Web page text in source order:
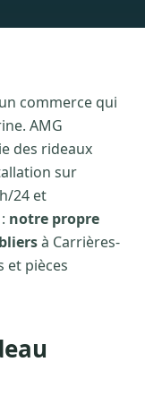
commerce qui
AMG
des rideaux
sur
24 et
notre propre
à Carrières-
et pièces